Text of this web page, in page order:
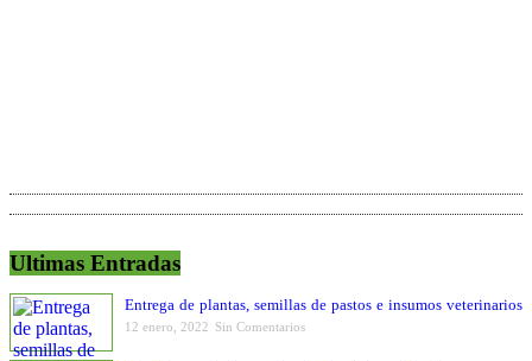
Ultimas Entradas
Entrega de plantas, semillas de pastos e insumos veterinarios
para los beneficiarios de los proyectos productivos
12 enero, 2022 Sin Comentarios